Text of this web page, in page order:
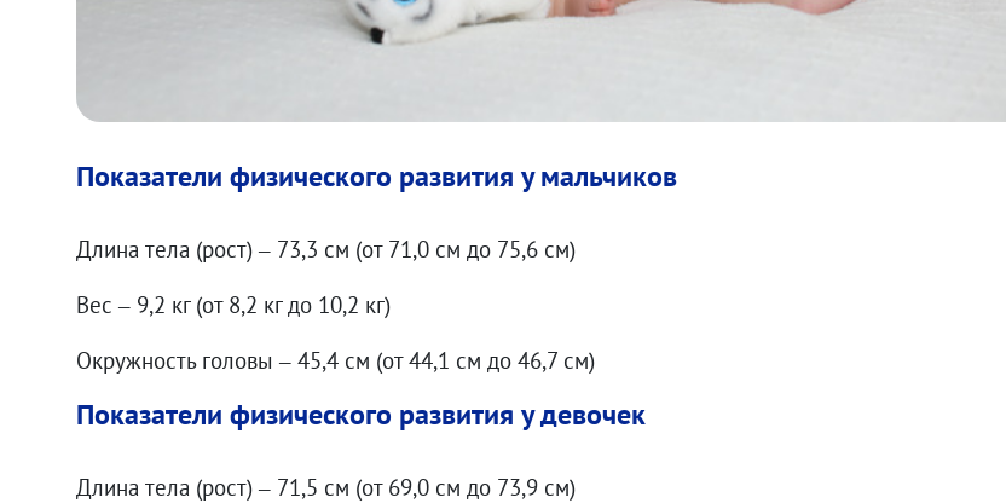
Показатели физического развития у мальчиков
Длина тела (рост) – 73,3 см (от 71,0 см до 75,6 см)
Вес – 9,2 кг (от 8,2 кг до 10,2 кг)
Окружность головы – 45,4 см (от 44,1 см до 46,7 см)
Показатели физического развития у девочек
Длина тела (рост) – 71,5 см (от 69,0 см до 73,9 см)